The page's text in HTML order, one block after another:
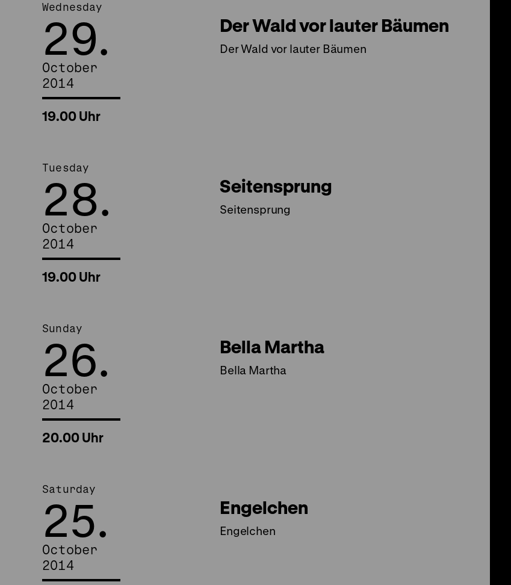
Wednesday
29.
October
2014
19.00 Uhr
Der Wald vor lauter Bäumen
Der Wald vor lauter Bäumen
Tuesday
28.
October
2014
19.00 Uhr
Seitensprung
Seitensprung
Sunday
26.
October
2014
20.00 Uhr
Bella Martha
Bella Martha
Saturday
25.
October
2014
Engelchen
Engelchen